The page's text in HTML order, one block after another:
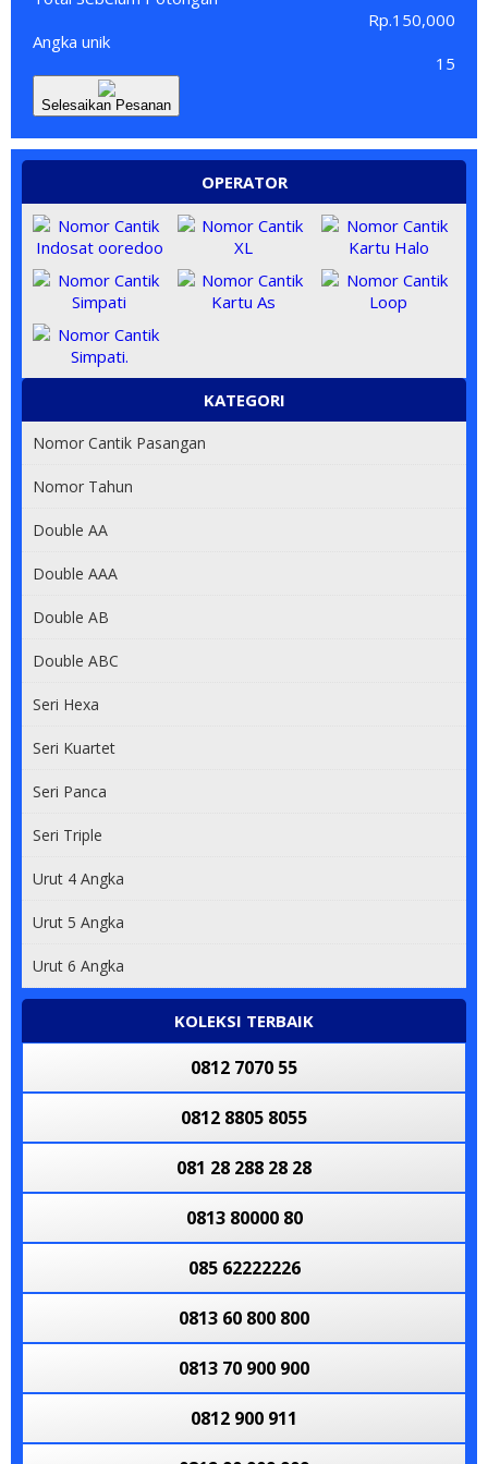
OPERATOR
KATEGORI
Nomor Cantik Pasangan
Nomor Tahun
Double AA
Double AAA
Double AB
Double ABC
Seri Hexa
Seri Kuartet
Seri Panca
Seri Triple
Urut 4 Angka
Urut 5 Angka
Urut 6 Angka
KOLEKSI TERBAIK
0812 2882 2882
0812 7070 55
0812 8805 8055
081 28 288 28 28
0813 80000 80
085 62222226
0813 60 800 800
0813 70 900 900
0812 900 911
Rp.150,000
Angka unik
15
Selesaikan Pesanan